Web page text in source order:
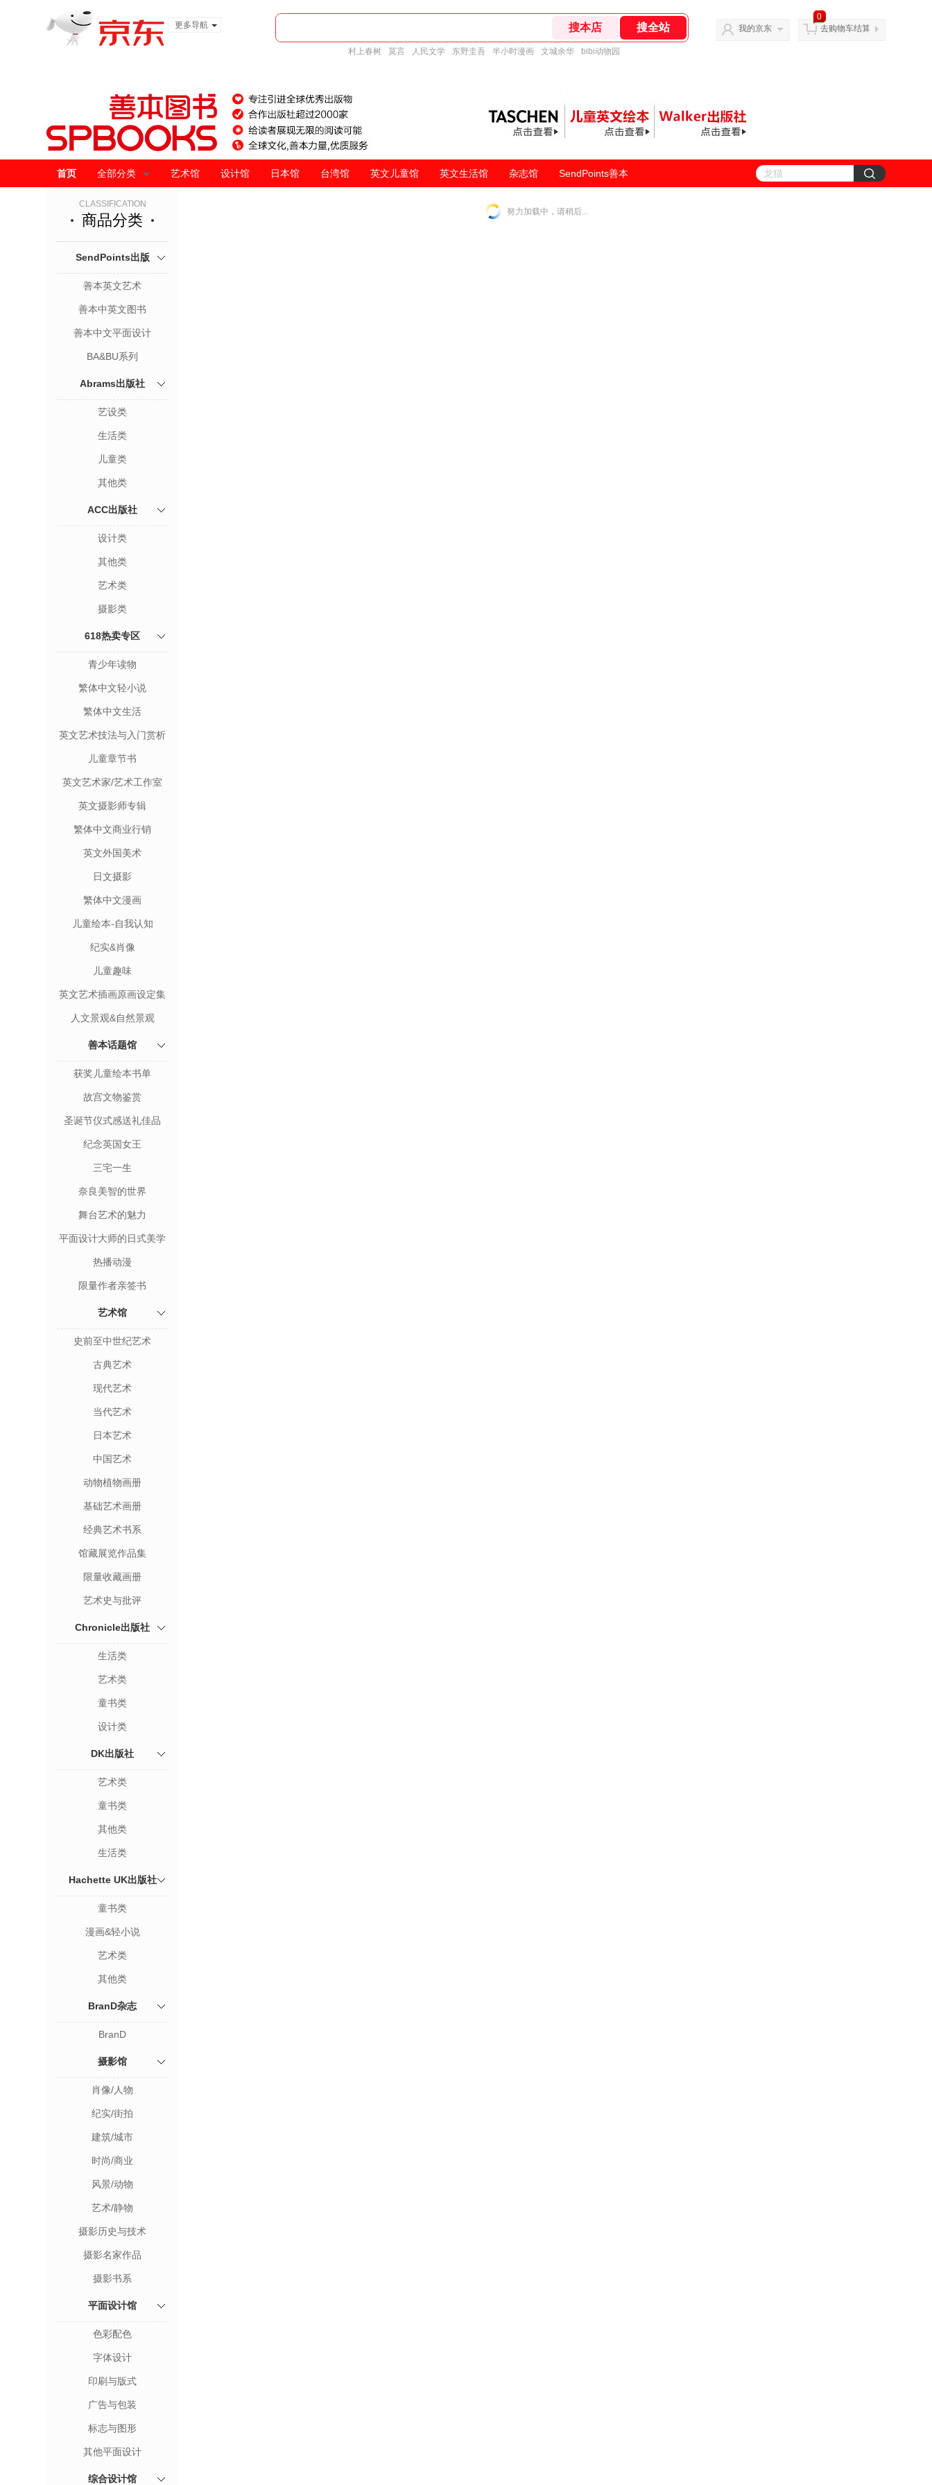
更多导航
村上春树 莫言 人民文学 东野圭吾 半小时漫画 文城余华 bibi动物园
我的京东
0
去购物车结算
首页 全部分类 艺术馆 设计馆 日本馆 台湾馆 英文儿童馆 英文生活馆 杂志馆 SendPoints善本
CLASSIFICATION
商品分类
SendPoints出版
善本英文艺术
善本中英文图书
善本中文平面设计
BA&BU系列
Abrams出版社
艺设类
生活类
儿童类
其他类
ACC出版社
设计类
其他类
艺术类
摄影类
618热卖专区
青少年读物
繁体中文轻小说
繁体中文生活
英文艺术技法与入门赏析
儿童章节书
英文艺术家/艺术工作室
英文摄影师专辑
繁体中文商业行销
英文外国美术
日文摄影
繁体中文漫画
儿童绘本-自我认知
纪实&肖像
儿童趣味
英文艺术插画原画设定集
人文景观&自然景观
善本话题馆
获奖儿童绘本书单
故宫文物鉴赏
圣诞节仪式感送礼佳品
纪念英国女王
三宅一生
奈良美智的世界
舞台艺术的魅力
平面设计大师的日式美学
热播动漫
限量作者亲签书
艺术馆
史前至中世纪艺术
古典艺术
现代艺术
当代艺术
日本艺术
中国艺术
动物植物画册
基础艺术画册
经典艺术书系
馆藏展览作品集
限量收藏画册
艺术史与批评
Chronicle出版社
生活类
艺术类
童书类
设计类
DK出版社
艺术类
童书类
其他类
生活类
Hachette UK出版社
童书类
漫画&轻小说
艺术类
其他类
BranD杂志
BranD
摄影馆
肖像/人物
纪实/街拍
建筑/城市
时尚/商业
风景/动物
艺术/静物
摄影历史与技术
摄影名家作品
摄影书系
平面设计馆
色彩配色
字体设计
印刷与版式
广告与包装
标志与图形
其他平面设计
综合设计馆
努力加载中，请稍后...